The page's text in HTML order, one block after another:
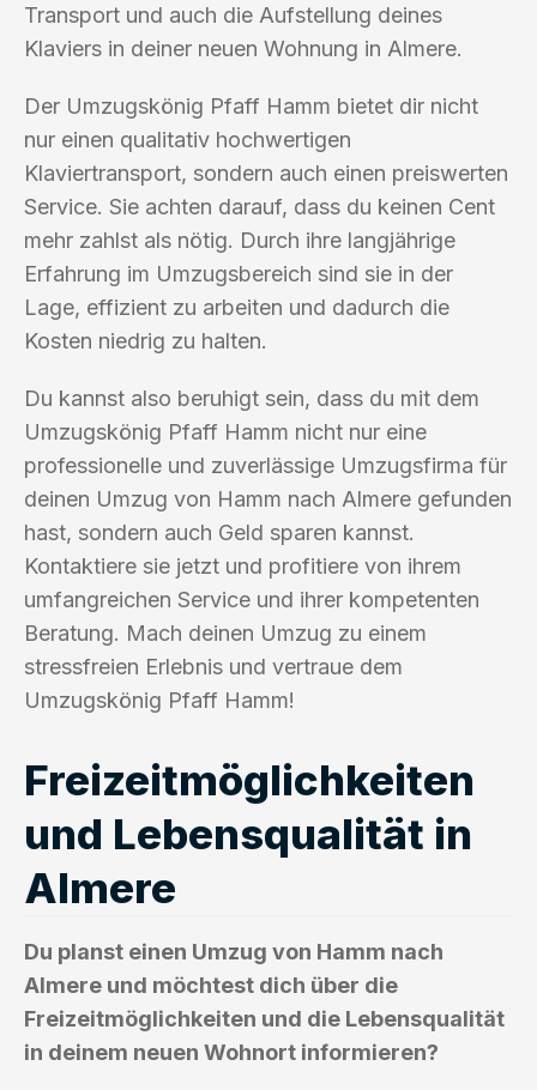
Transport und auch die Aufstellung deines
Klaviers in deiner neuen Wohnung in Almere.
Der Umzugskönig Pfaff Hamm bietet dir nicht
nur einen qualitativ hochwertigen
Klaviertransport, sondern auch einen preiswerten
Service. Sie achten darauf, dass du keinen Cent
mehr zahlst als nötig. Durch ihre langjährige
Erfahrung im Umzugsbereich sind sie in der
Lage, effizient zu arbeiten und dadurch die
Kosten niedrig zu halten.
Du kannst also beruhigt sein, dass du mit dem
Umzugskönig Pfaff Hamm nicht nur eine
professionelle und zuverlässige Umzugsfirma für
deinen Umzug von Hamm nach Almere gefunden
hast, sondern auch Geld sparen kannst.
Kontaktiere sie jetzt und profitiere von ihrem
umfangreichen Service und ihrer kompetenten
Beratung. Mach deinen Umzug zu einem
stressfreien Erlebnis und vertraue dem
Umzugskönig Pfaff Hamm!
Freizeitmöglichkeiten
und Lebensqualität in
Almere
Du planst einen Umzug von Hamm nach
Almere und möchtest dich über die
Freizeitmöglichkeiten und die Lebensqualität
in deinem neuen Wohnort informieren?